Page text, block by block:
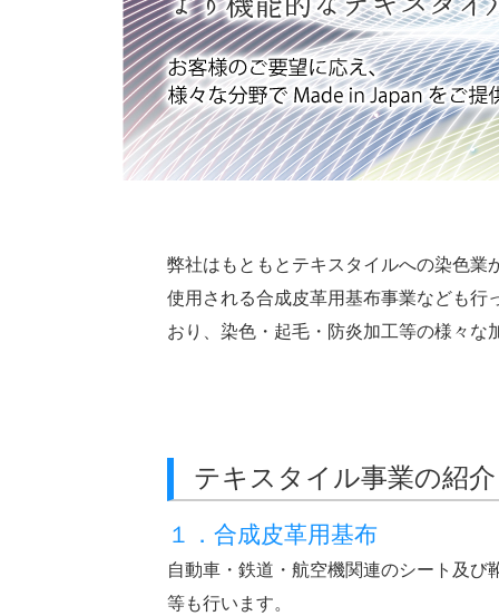
弊社はもともとテキスタイルへの染色
使用される合成皮革用基布事業なども
おり、染色・起毛・防炎加工等の様々
テキスタイル事業の紹介
１．合成皮革用基布
自動車・鉄道・航空機関連のシート及
等も行います。